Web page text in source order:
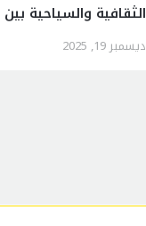
الثقافية والسیاحیة بين
ديسمبر 19, 2025